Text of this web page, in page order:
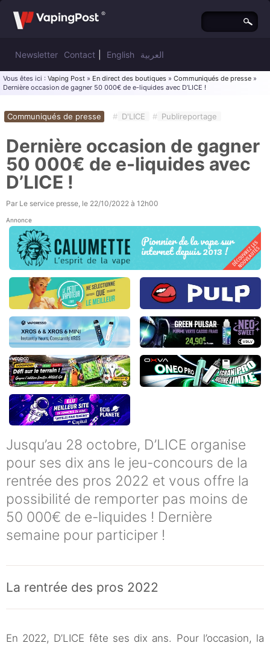
Newsletter Contact English العربية
Vous êtes ici : Vaping Post » En direct des boutiques » Communiqués de presse »
Dernière occasion de gagner 50 000€ de e-liquides avec D’LICE !
Communiqués de presse # D'LICE # Publireportage
Dernière occasion de gagner
50 000€ de e-liquides avec
D’LICE !
Par Le service presse, le 22/10/2022 à 12h00
Annonce
Jusqu’au 28 octobre, D’LICE organise
pour ses dix ans le jeu-concours de la
rentrée des pros 2022 et vous offre la
possibilité de remporter pas moins de
50 000€ de e-liquides ! Dernière
semaine pour participer !
La rentrée des pros 2022
En 2022, D’LICE fête ses dix ans. Pour l’occasion, la